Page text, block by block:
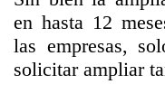
en hasta 12
las empresas,
solicitar ampliar